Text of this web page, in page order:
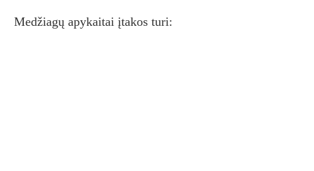
Medžiagų apykaitai įtakos turi: